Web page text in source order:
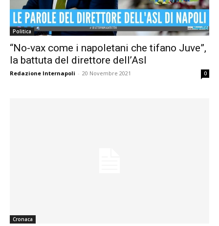
Politica
“No-vax come i napoletani che tifano Juve”,
la battuta del direttore dell’Asl
Redazione Internapoli - 20 Novembre 2021 0
Cronaca